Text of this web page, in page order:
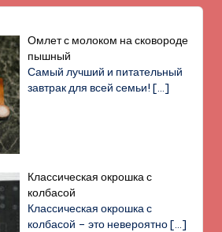
Омлет с молоком на сковороде
пышный
Самый лучший и питательный
завтрак для всей семьи![…]
Классическая окрошка с
колбасой
Классическая окрошка с
колбасой – это невероятно[…]